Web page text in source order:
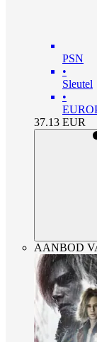
PSN
•
Sleutel
•
37.13 EUR
AANBOD